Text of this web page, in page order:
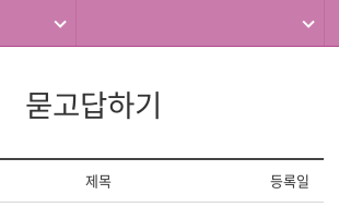
묻고답하기
제목 등록일